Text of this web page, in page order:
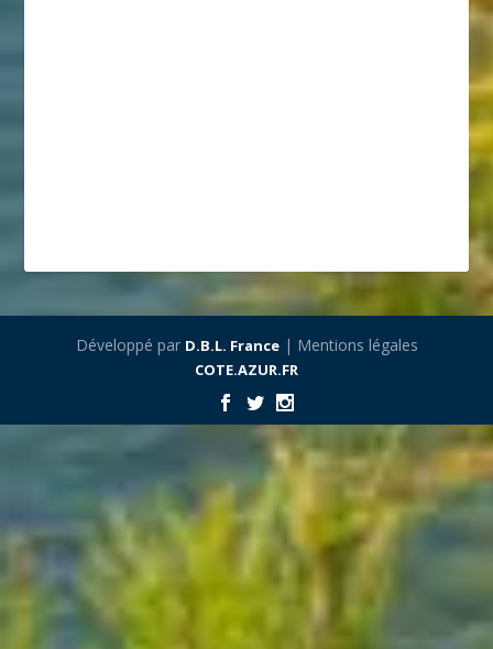
Développé par D.B.L. France| Mentions légales
COTE.AZUR.FR